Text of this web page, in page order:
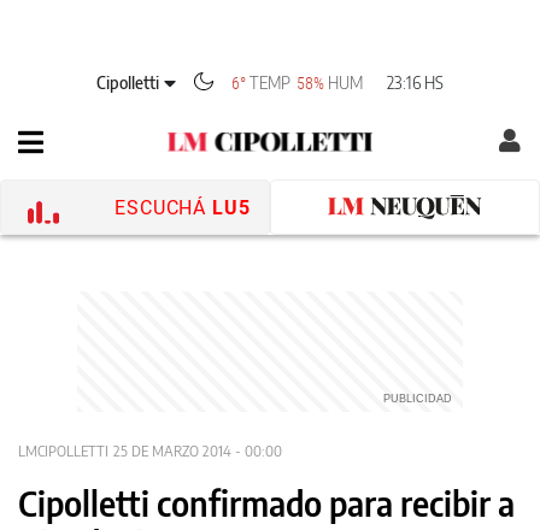
Cipolletti 6° TEMP 58% HUM 23:16 HS
ESCUCHÁ LU5
LMCIPOLLETTI 25 DE MARZO 2014 - 00:00
Cipolletti confirmado para recibir a